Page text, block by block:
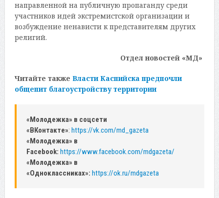
направленной на публичную пропаганду среди
участников идей экстремистской организации и
возбуждение ненависти к представителям других
религий.
Отдел новостей «МД»
Читайте также Власти Каспийска предпочли
общепит благоустройству территории
«Молодежка» в соцсети
«ВКонтакте»: https://vk.com/md_gazeta
«Молодежка» в
Facebook: https://www.facebook.com/mdgazeta/
«Молодежка» в
«Одноклассниках»: https://ok.ru/mdgazeta